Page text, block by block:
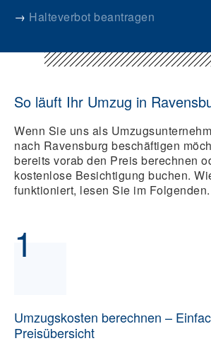
→ Halteverbot beantragen
So läuft Ihr Umzug in
Wenn Sie uns als
nach Ravensburg beschäftigen
bereits vorab den Preis berechnen
kostenlose Besichtigung buchen.
funktioniert, lesen Sie im Folgenden.
1
Umzugskosten berechnen –
Preisübersicht